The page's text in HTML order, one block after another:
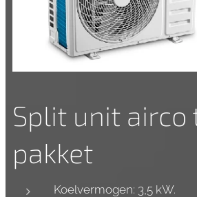
Split unit airco
pakket
Koelvermogen: 3,5 kW.